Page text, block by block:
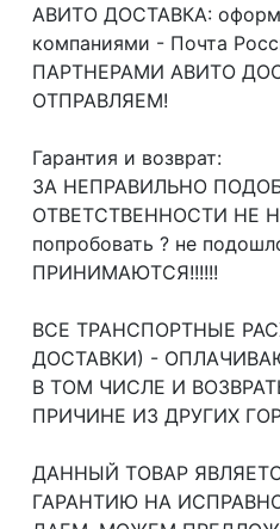
АВИТО ДОСТАВКА:
компаниями - Почта
ПАРТНЕРАМИ АВИТО
ОТПРАВЛЯЕМ!
Гарантия и возврат:
ЗА НЕПРАВИЛЬНО
ОТВЕТСТВЕННОСТИ НЕ
попробовать ? не
ПРИНИМАЮТСЯ!!!!!!
ВСЕ ТРАНСПОРТНЫЕ
ДОСТАВКИ) -
В ТОМ ЧИСЛЕ И
ПРИЧИНЕ ИЗ ДРУГИХ
ДАННЫЙ ТОВАР
ГАРАНТИЮ НА